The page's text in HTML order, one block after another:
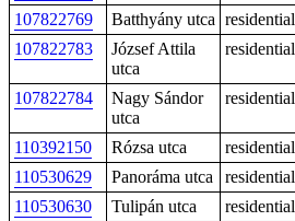
107822769
Batthyány utca residential
107822783
József Attila
utca
residential
107822784
Nagy Sándor
utca
residential
110392150 Rózsa utca residential
110530629
Panoráma utca residential
110530630
Tulipán utca residential